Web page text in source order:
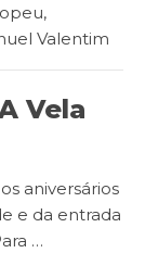
,
Valentim
Vela
aniversários
e da entrada
…